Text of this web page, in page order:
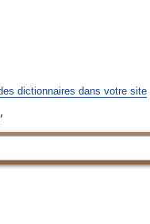
dictionnaires dans votre site